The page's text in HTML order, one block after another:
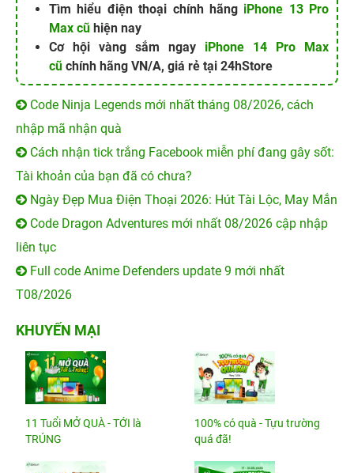
Tìm hiểu điện thoại chính hãng iPhone 13 Pro
Max cũ hiện nay
Cơ hội vàng sắm ngay iPhone 14 Pro Max
cũ chính hãng VN/A, giá rẻ tại 24hStore
Code Ninja Legends mới nhất tháng 08/2026, cách
nhập mã nhận quà
Cách nhận tick trắng Facebook miễn phí đang gây sốt:
Tài khoản của bạn đã có chưa?
Ngày Đẹp Mua Điện Thoại 2026: Hút Tài Lộc, May Mắn
Code Dragon Adventures mới nhất 08/2026 cập nhập
liên tục
Full code Anime Defenders update 9 mới nhất
T08/2026
KHUYẾN MẠI
11 Tuổi MỞ QUÀ - TỚI là
TRÚNG
100% có quà - Tựu trường
quá đã!